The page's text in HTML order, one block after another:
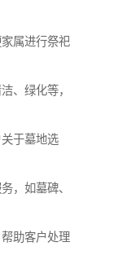
属进行祭祀
、绿化等，
于墓地选
，如墓碑、
助客户处理